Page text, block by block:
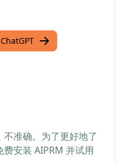
准确。为了更好地了
安装 AIPRM 并试用